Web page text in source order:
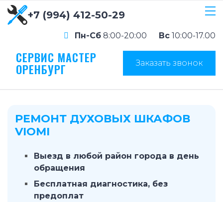
+7 (994) 412-50-29
Пн-Сб 8:00-20:00 Вс 10:00-17.00
СЕРВИС МАСТЕР
ОРЕНБУРГ Заказать звонок
РЕМОНТ ДУХОВЫХ ШКАФОВ
VIOMI
Выезд в любой район города в день
обращения
Бесплатная диагностика, без
предоплат